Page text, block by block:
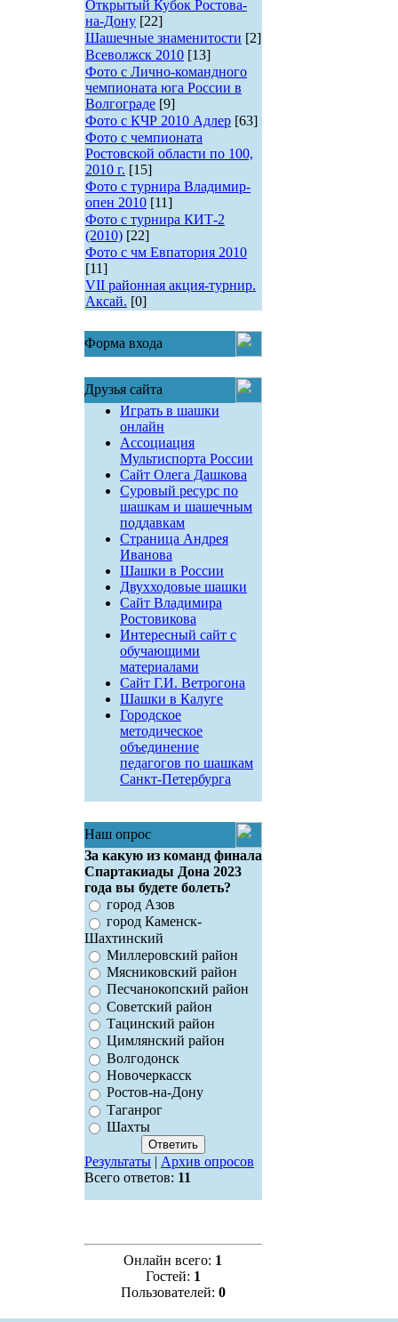
Открытый Кубок Ростова-
на-Дону [22]
Шашечные знаменитости [2]
Всеволжск 2010 [13]
Фото с Лично-командного
чемпионата юга России в
Волгограде [9]
Фото с КЧР 2010 Адлер [63]
Фото с чемпионата
Ростовской области по 100,
2010 г. [15]
Фото с турнира Владимир-
опен 2010 [11]
Фото с турнира КИТ-2
(2010) [22]
Фото с чм Евпатория 2010
[11]
VII районная акция-турнир.
Аксай. [0]
Форма входа
Друзья сайта
Играть в шашки
онлайн
Ассоциация
Мультиспорта России
Сайт Олега Дашкова
Суровый ресурс по
шашкам и шашечным
поддавкам
Страница Андрея
Иванова
Шашки в России
Двухходовые шашки
Сайт Владимира
Ростовикова
Интересный сайт с
обучающими
материалами
Сайт Г.И. Ветрогона
Шашки в Калуге
Городское
методическое
объединение
педагогов по шашкам
Санкт-Петербурга
Наш опрос
За какую из команд финала
Спартакиады Дона 2023
года вы будете болеть?
город Азов
город Каменск-
Шахтинский
Миллеровский район
Мясниковский район
Песчанокопский район
Советский район
Тацинский район
Цимлянский район
Волгодонск
Новочеркасск
Ростов-на-Дону
Таганрог
Шахты
Результаты| Архив опросов
Всего ответов: 11
Онлайн всего: 1
Гостей: 1
Пользователей: 0